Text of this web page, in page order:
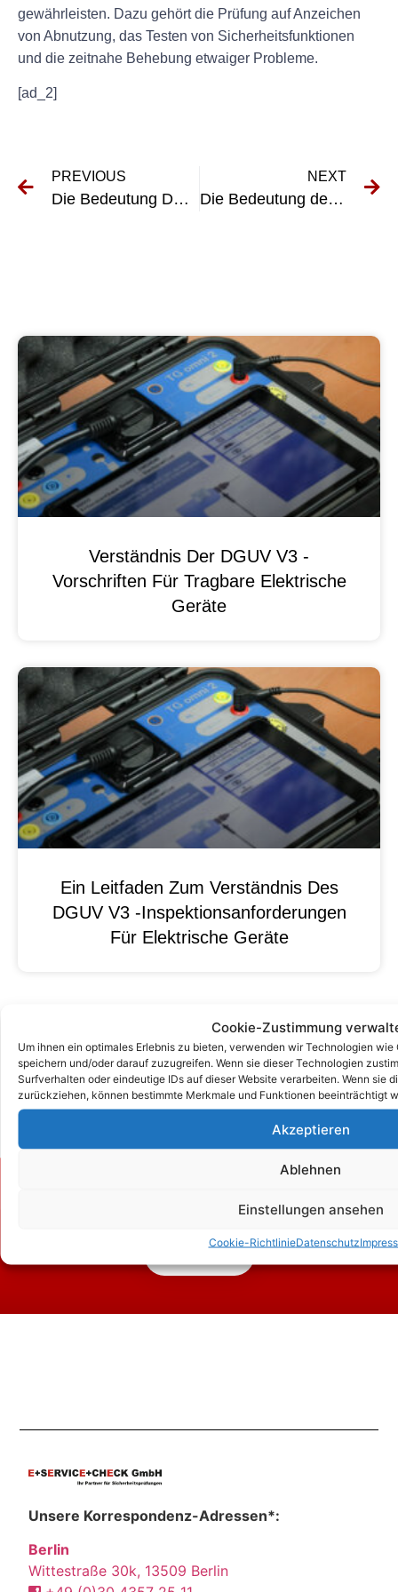
Cookie-Zustimmung
Um ihnen ein optimales Erlebnis zu bieten, verwenden wir Technologien
speichern und/oder darauf zuzugreifen. Wenn sie dieser Technologien
Surfverhalten oder eindeutige IDs auf dieser Website verarbeiten. Wenn sie
zurückziehen, können bestimmte Merkmale und Funktionen beeinträchtigt
Akzeptieren
Ablehnen
Einstellungen ansehen
Cookie-RichtlinieDatenschutz
gewährleisten. Dazu gehört die Prüfung auf Anzeichen
von Abnutzung, das Testen von Sicherheitsfunktionen
und die zeitnahe Behebung etwaiger Probleme.
[ad_2]
PREVIOUS
Die Bedeutung DGUV-zugelassener ortsfester Arbeitsmittel am Arbeitsplatz
NEXT
Die Bedeutung der DGUV Ortsfeste elektrische Betriebsmittel für die Arbeitssicherheit
Verständnis Der DGUV V3 -
Vorschriften Für Tragbare Elektrische
Geräte
Ein Leitfaden Zum Verständnis Des
DGUV V3 -Inspektionsanforderungen
Für Elektrische Geräte
Unsere Korrespondenz-Adressen*:
Berlin
Wittestraße 30k, 13509 Berlin